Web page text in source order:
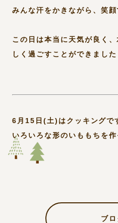
みんな汗をかきながら、笑
この日は本当に天気が良く
しく過ごすことができました
6月15日(土)はクッキングで
いろいろな形のいももちを
ブ